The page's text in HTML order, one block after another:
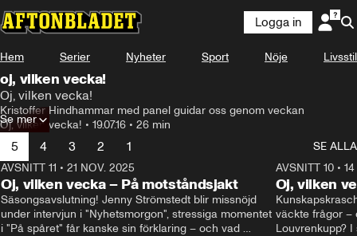
Logga in
Hem Serier Nyheter Sport Nöje Livsstil
oj, vilken vecka!
Oj, vilken vecka!
Kristoffer Hindhammar med panel guidar oss genom veckan
Oj, vilken vecka! • 19.07.16 • 26 min
Se mer
5 4 3 2 1
SE ALLA
AVSNITT 11 • 21 NOV. 2025
Oj, vilken vecka – På motståndsjakt
Säsongsavslutning! Jenny Strömstedt blir missnöjd
under intervjun i "Nyhetsmorgon", stressiga momentet
i "På spåret" får kanske sin förklaring – och vad
AVSNITT 10•
Oj, vilken
väckte frågor –
Louvrenkupp?